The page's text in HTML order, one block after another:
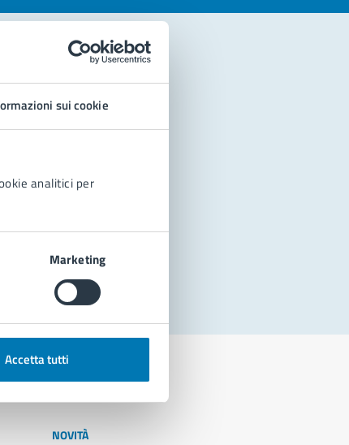
sui cookie
analitici per
Marketing
Accetta tutti
NOVITÀ